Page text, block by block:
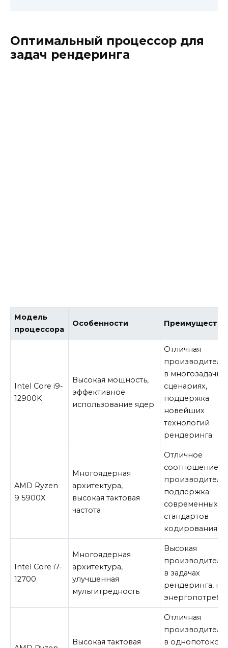
Оптимальный процессор для
задач рендеринга
Модель
процессора
Особенности Преимущества
Intel Core i9-
12900K
Высокая мощность,
эффективное
использование ядер
Отличная
в
сценариях,
поддержка
новейших
технологий
рендеринга
AMD Ryzen
9 5900X
Многоядерная
архитектура,
высокая тактовая
частота
Отличное
соотношение
поддержка
современных
стандартов
кодирования
Intel Core i7-
12700
Многоядерная
архитектура,
улучшенная
мультитредность
Высокая
в задачах
рендеринга,
Высокая тактовая
Отличная
в